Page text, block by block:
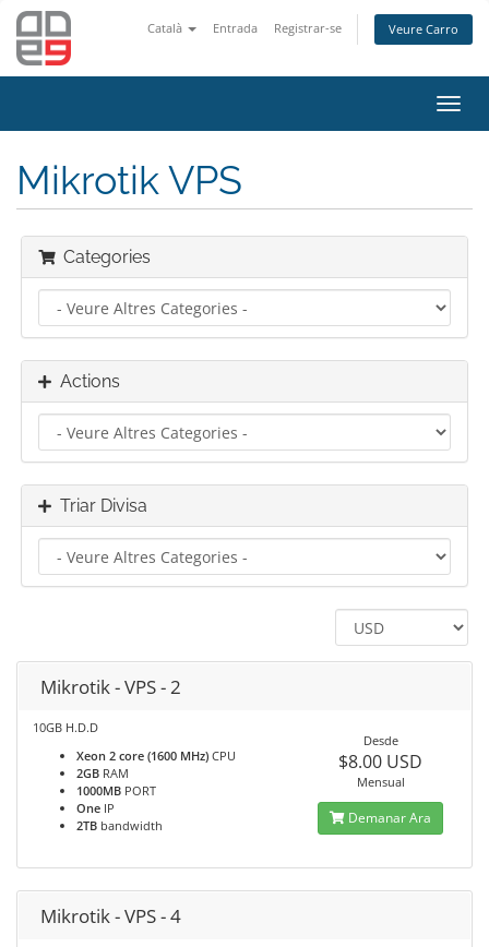
Català Entrada Registrar-se Veure Carro
Mikrotik VPS
Categories
Actions
Triar Divisa
Mikrotik - VPS - 2
10GB H.D.D
Xeon 2 core (1600 MHz) CPU
2GB RAM
1000MB PORT
One IP
2TB bandwidth
Desde
$8.00 USD
Mensual
Demanar Ara
Mikrotik - VPS - 4